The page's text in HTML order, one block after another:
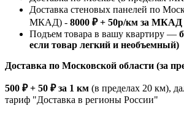
Доставка стеновых панелей по
МКАД) - 8000 ₽ + 50р/км за МКАД
Подъем товара в вашу квартиру —
если товар легкий и необъемный)
Доставка по Московской области (за
500 ₽ + 50 ₽ за 1 км (в пределах 20 км),
тариф "Доставка в регионы России"